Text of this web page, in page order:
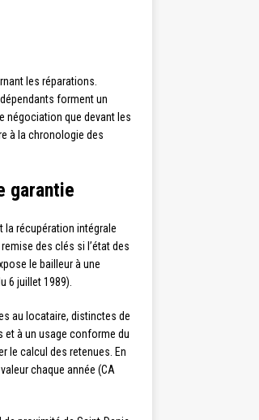
les réparations.
forment un
négociation que devant les
à la chronologie des
garantie
récupération intégrale
des clés si l’état des
le bailleur à une
6 juillet 1989).
au locataire, distinctes de
et à un usage conforme du
le calcul des retenues. En
chaque année (CA